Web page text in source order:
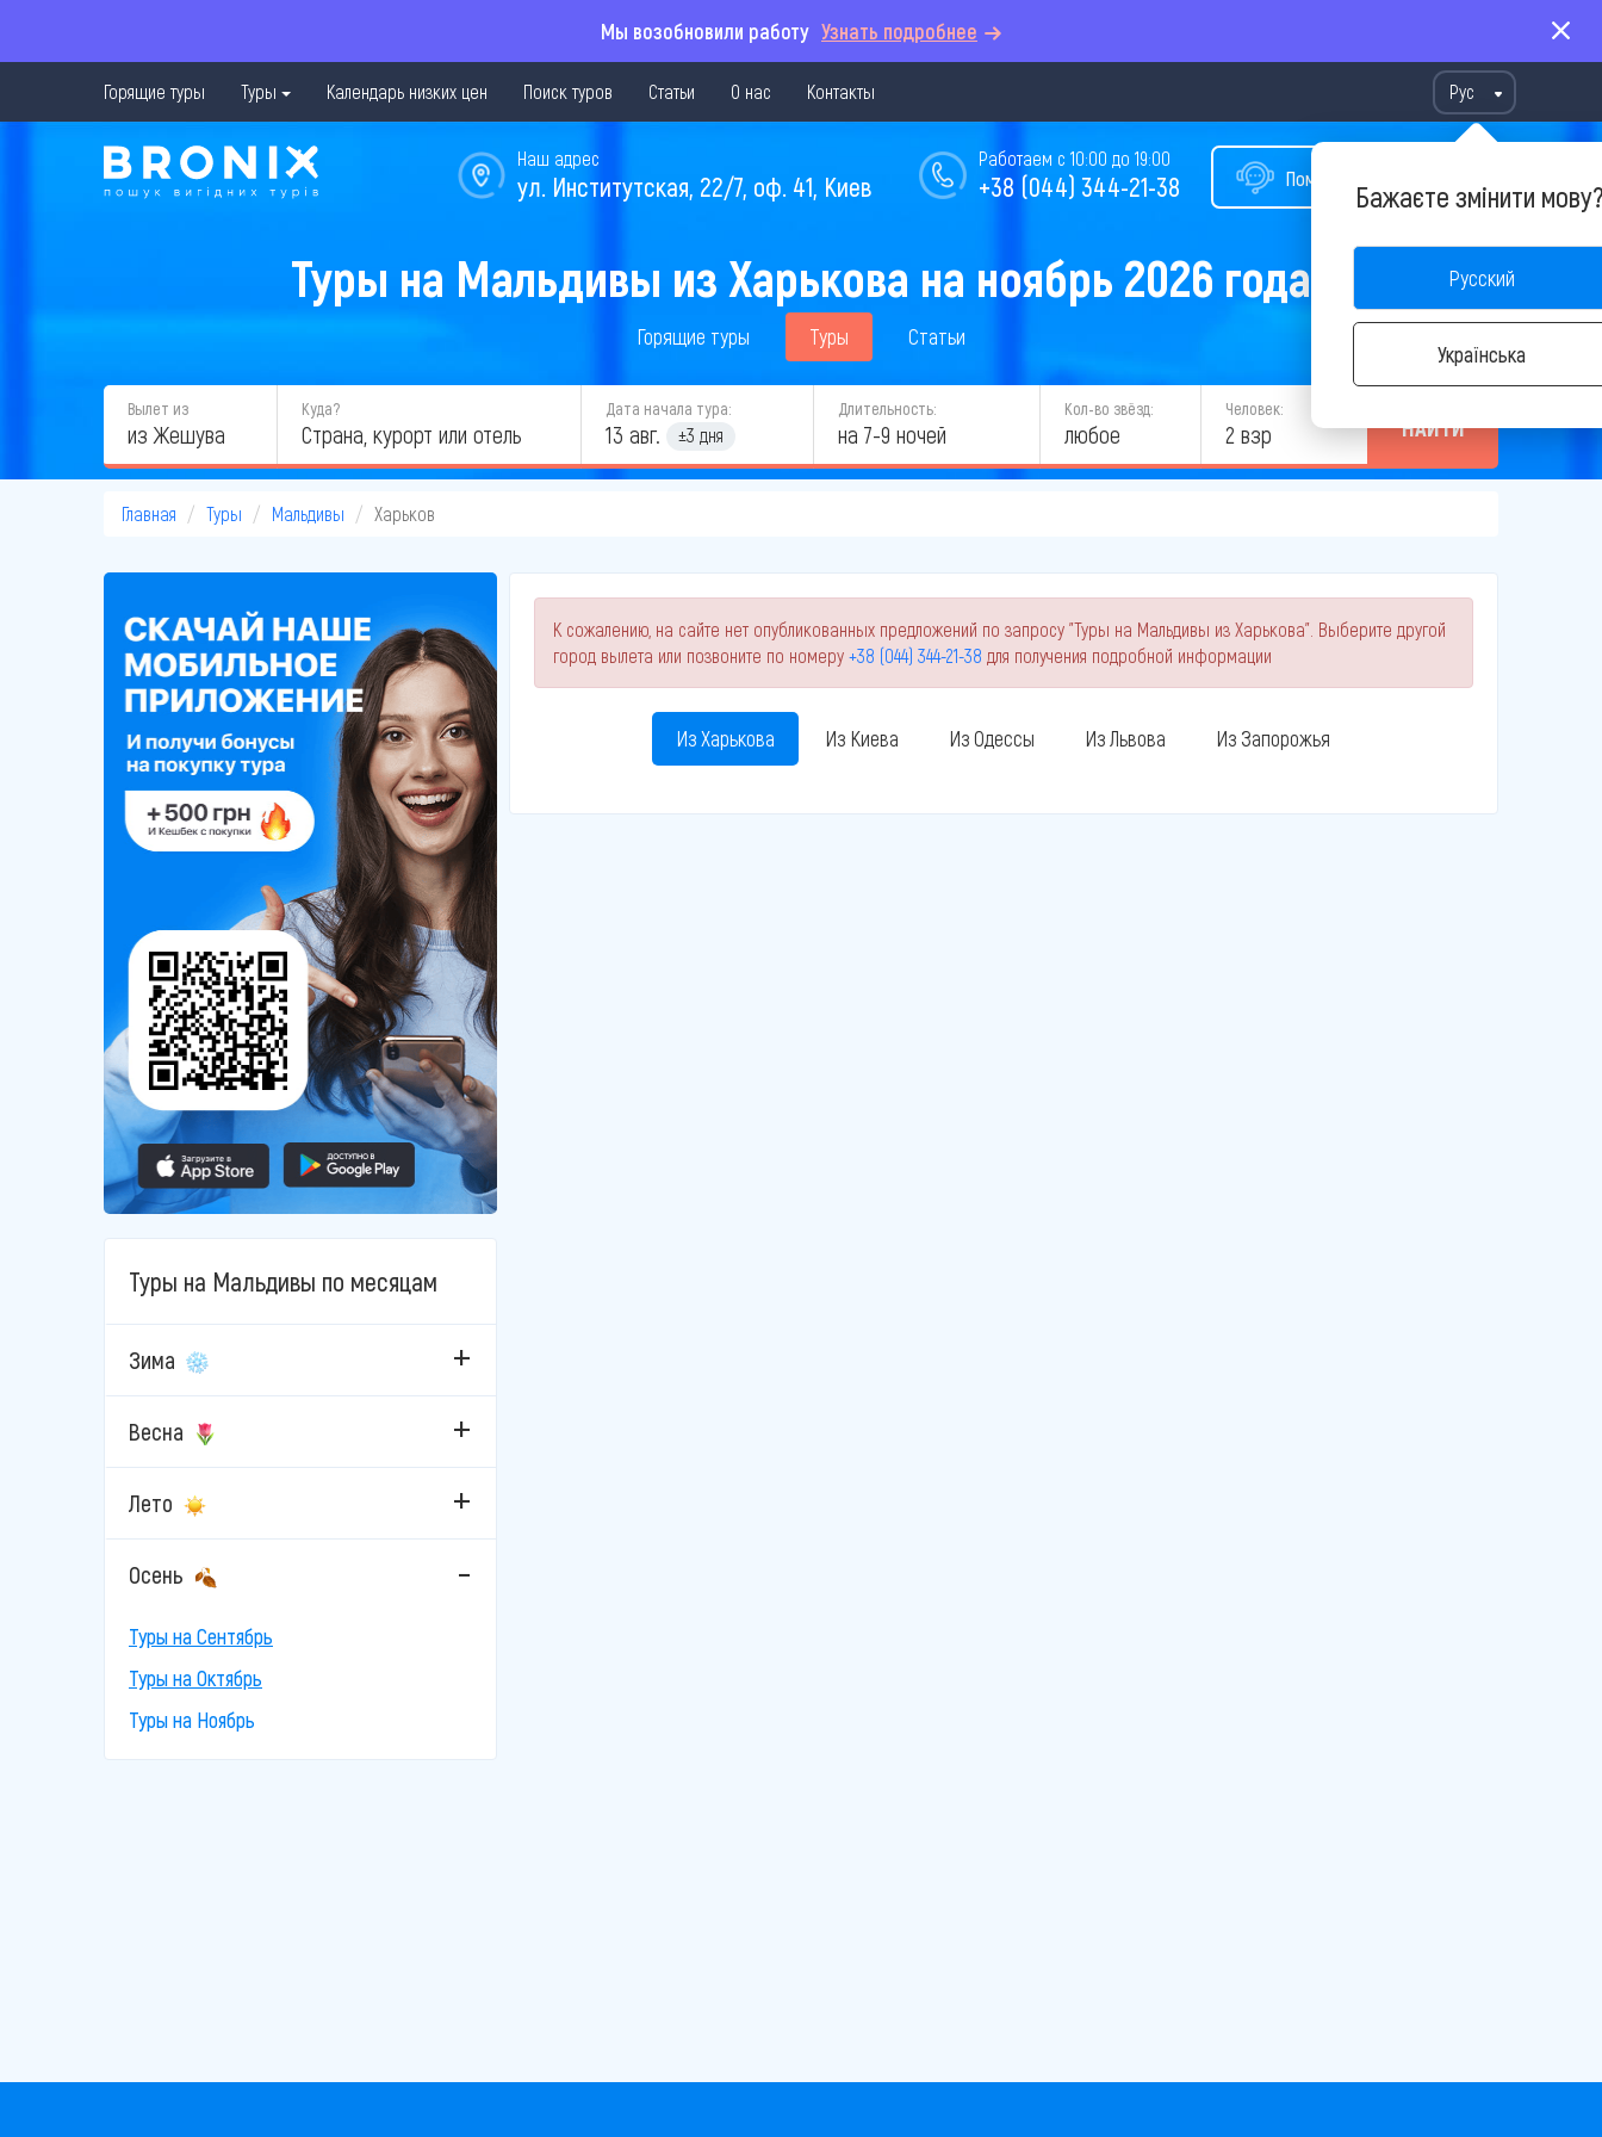
Мы возобновили работу Узнать подробнее
Горящие туры Туры Календарь низких цен Поиск туров Статьи О нас Контакты Рус
Бажаєте змінити
Русский
Українська
Помощь в подборе тура
Работаем с 10:00 до 19:00
+38 (044) 344-21-38
Наш адрес
ул. Институтская, 22/7, оф. 41, Киев
Туры на Мальдивы из Харькова на ноябрь 2026 года
Горящие туры Туры Статьи
Вылет из
из Жешува
Куда? Дата начала тура:
13 авг. ±3 дня
Длительность:
на 7-9 ночей
Кол-во звёзд:
любое
Человек:
2 взр НАЙТИ
Главная Туры Мальдивы Харьков
Туры на Мальдивы по месяцам
Зима
Весна
Лето
Осень
Туры на Сентябрь
Туры на Октябрь
Туры на Ноябрь
К сожалению, на сайте нет опубликованных предложений по запросу "Туры на Мальдивы из Харькова". Выберите другой
город вылета или позвоните по номеру +38 (044) 344-21-38 для получения подробной информации
Из Харькова Из Киева Из Одессы Из Львова Из Запорожья